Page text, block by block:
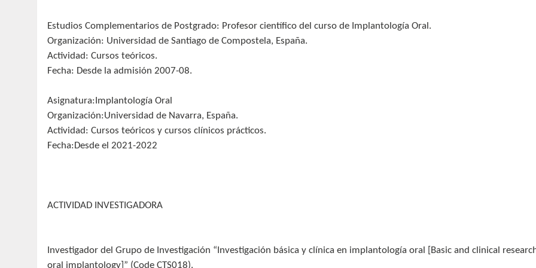
Estudios Complementarios de Postgrado: Profesor científico del curso de Implantología Oral.
Organización: Universidad de Santiago de Compostela, España.
Actividad: Cursos teóricos.
Fecha: Desde la admisión 2007-08.
Asignatura:Implantología Oral
Organización:Universidad de Navarra, España.
Actividad: Cursos teóricos y cursos clínicos prácticos.
Fecha:Desde el 2021-2022
ACTIVIDAD INVESTIGADORA
Investigador del Grupo de Investigación “Investigación básica y clínica en implantología oral [Basic and clinical
oral implantology]” (Code CTS018).